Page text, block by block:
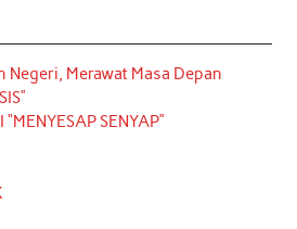
Negeri, Merawat Masa Depan
SENYAP”